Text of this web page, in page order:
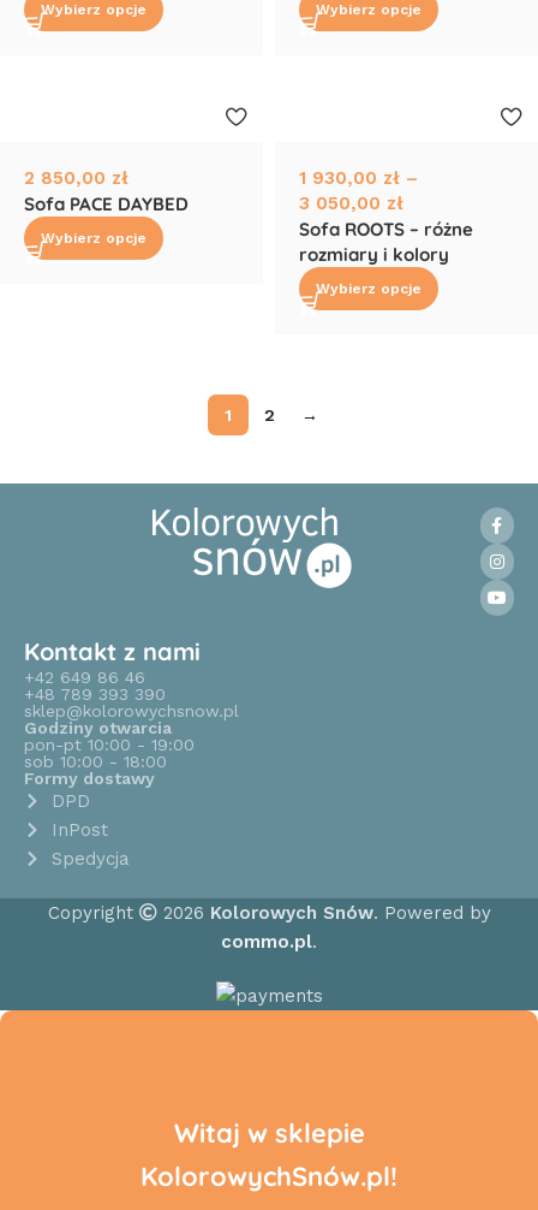
Wybierz opcje Wybierz opcje
2 850,00 zł
Sofa PACE DAYBED
Wybierz opcje
1 930,00 zł –
3 050,00 zł
Sofa ROOTS – różne
rozmiary i kolory
Wybierz opcje
1 2 →
Kontakt z nami
+42 649 86 46
+48 789 393 390
sklep@kolorowychsnow.pl
Godziny otwarcia
pon-pt 10:00 - 19:00
sob 10:00 - 18:00
Formy dostawy
DPD
InPost
Spedycja
Copyright 2026 Kolorowych Snów. Powered by
commo.pl.
Witaj w sklepie
KolorowychSnów.pl!